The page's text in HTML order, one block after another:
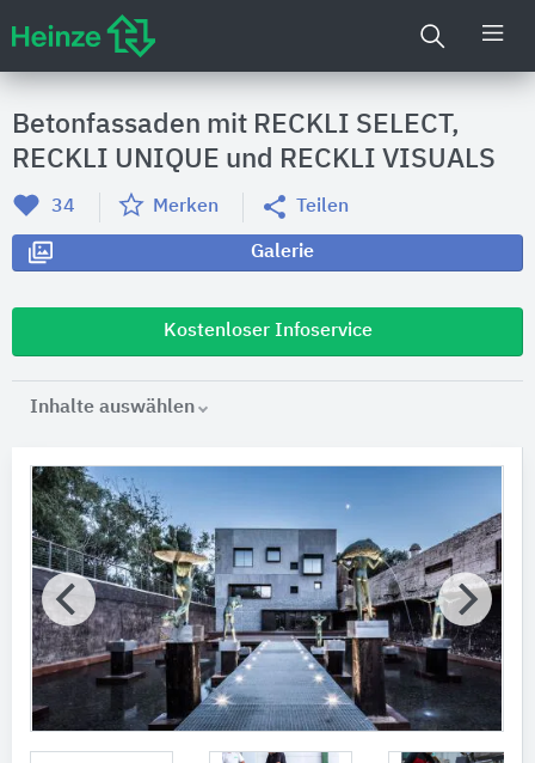
Betonfassaden mit RECKLI SELECT,
RECKLI UNIQUE und RECKLI VISUALS
34 Merken Teilen
Galerie
Kostenloser Infoservice
Inhalte auswählen